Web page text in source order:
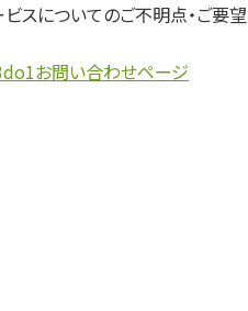
スについてのご不明点・ご要
お問い合わせページ